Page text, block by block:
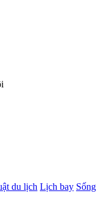
du lịch Lịch bay Sống